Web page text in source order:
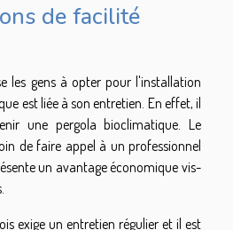
de facilité
les gens à opter pour l'installation
est liée à son entretien. En effet, il
une pergola bioclimatique. Le
de faire appel à un professionnel
un avantage économique vis-
exige un entretien régulier et il est